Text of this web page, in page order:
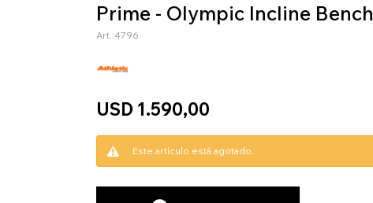
Prime - Olympic Incline Bench
4796
USD 1.590,00
Este artículo está agotado.